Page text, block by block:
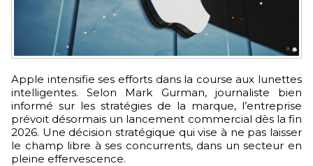
Apple intensifie ses efforts dans la course aux lunettes
intelligentes. Selon Mark Gurman, journaliste bien
informé sur les stratégies de la marque, l’entreprise
prévoit désormais un lancement commercial dès la fin
2026. Une décision stratégique qui vise à ne pas laisser
le champ libre à ses concurrents, dans un secteur en
pleine effervescence.